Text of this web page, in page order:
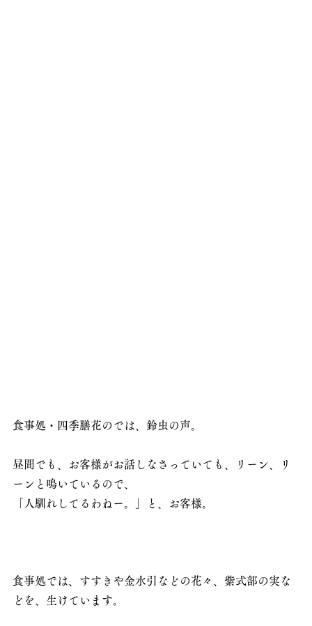
食事処・四季膳花のでは、鈴虫の声。
昼間でも、お客様がお話しなさっていても、リーン、リ
ーンと鳴いているので、
「人馴れしてるわねー。」と、お客様。
食事処では、すすきや金水引などの花々、紫式部の実な
どを、生けています。